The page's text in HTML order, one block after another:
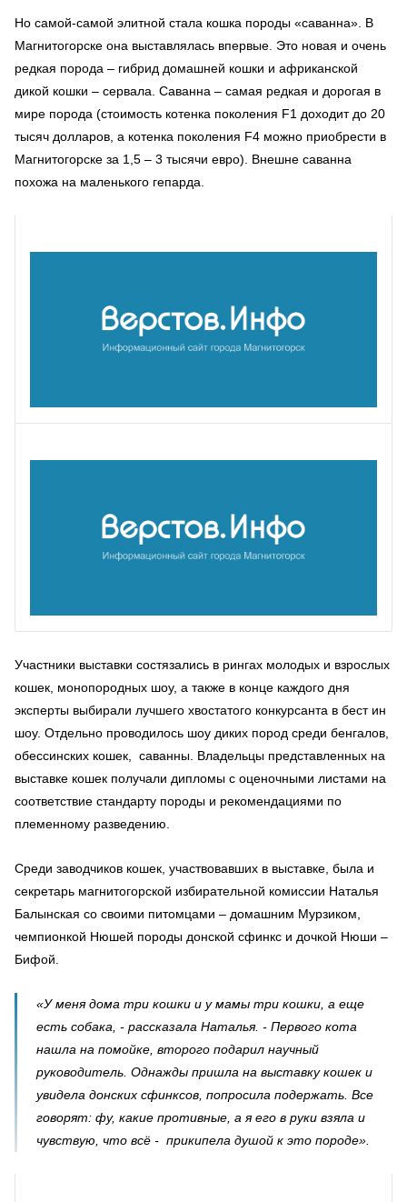
Но самой-самой элитной стала кошка породы «саванна». В
Магнитогорске она выставлялась впервые. Это новая и очень
редкая порода – гибрид домашней кошки и африканской
дикой кошки – сервала. Саванна – самая редкая и дорогая в
мире порода (стоимость котенка поколения F1 доходит до 20
тысяч долларов, а котенка поколения F4 можно приобрести в
Магнитогорске за 1,5 – 3 тысячи евро). Внешне саванна
похожа на маленького гепарда.
Участники выставки состязались в рингах молодых и взрослых
кошек, монопородных шоу, а также в конце каждого дня
эксперты выбирали лучшего хвостатого конкурсанта в бест ин
шоу. Отдельно проводилось шоу диких пород среди бенгалов,
обессинских кошек, саванны. Владельцы представленных на
выставке кошек получали дипломы с оценочными листами на
соответствие стандарту породы и рекомендациями по
племенному разведению.
Среди заводчиков кошек, участвовавших в выставке, была и
секретарь магнитогорской избирательной комиссии Наталья
Балынская со своими питомцами – домашним Мурзиком,
чемпионкой Нюшей породы донской сфинкс и дочкой Нюши –
Бифой.
«У меня дома три кошки и у мамы три кошки, а еще
есть собака, - рассказала Наталья. - Первого кота
нашла на помойке, второго подарил научный
руководитель. Однажды пришла на выставку кошек и
увидела донских сфинксов, попросила подержать. Все
говорят: фу, какие противные, а я его в руки взяла и
чувствую, что всё - прикипела душой к это породе».